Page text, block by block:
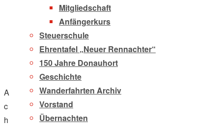
Mitgliedschaft
Anfängerkurs
Steuerschule
Ehrentafel „Neuer Rennachter“
150 Jahre Donauhort
Geschichte
Wanderfahrten Archiv
Vorstand
Übernachten
A
c
h